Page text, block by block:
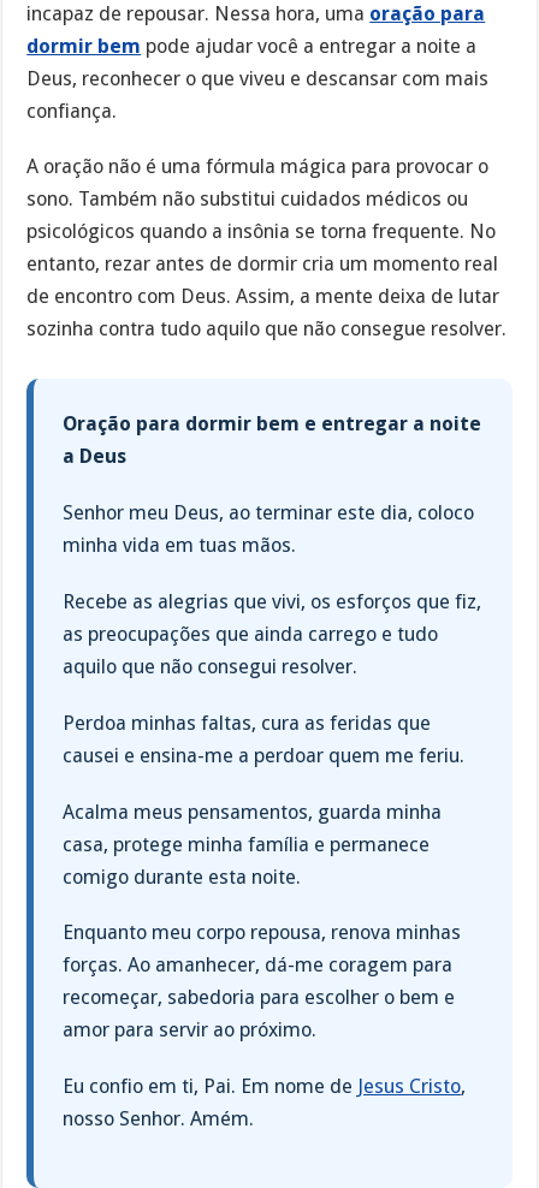
incapaz de repousar. Nessa hora, uma oração para
dormir bem pode ajudar você a entregar a noite a
Deus, reconhecer o que viveu e descansar com mais
confiança.
A oração não é uma fórmula mágica para provocar o
sono. Também não substitui cuidados médicos ou
psicológicos quando a insônia se torna frequente. No
entanto, rezar antes de dormir cria um momento real
de encontro com Deus. Assim, a mente deixa de lutar
sozinha contra tudo aquilo que não consegue resolver.
Oração para dormir bem e entregar a noite
a Deus
Senhor meu Deus, ao terminar este dia, coloco
minha vida em tuas mãos.
Recebe as alegrias que vivi, os esforços que fiz,
as preocupações que ainda carrego e tudo
aquilo que não consegui resolver.
Perdoa minhas faltas, cura as feridas que
causei e ensina-me a perdoar quem me feriu.
Acalma meus pensamentos, guarda minha
casa, protege minha família e permanece
comigo durante esta noite.
Enquanto meu corpo repousa, renova minhas
forças. Ao amanhecer, dá-me coragem para
recomeçar, sabedoria para escolher o bem e
amor para servir ao próximo.
Eu confio em ti, Pai. Em nome de Jesus Cristo,
nosso Senhor. Amém.